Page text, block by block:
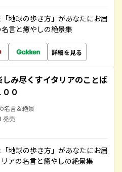
地球の歩き方」があなたにお届
言と癒やしの絶景集
詳細を見る
み尽くすイタリアのことば
０
名言＆絶景
発売
地球の歩き方」があなたにお届
アの名言と癒やしの絶景集